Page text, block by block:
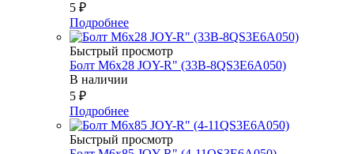
5 ₽
Подробнее
Быстрый просмотр
Болт М6х28 JOY-R" (33В-8QS3E6A050)
В наличии
5 ₽
Подробнее
Быстрый просмотр